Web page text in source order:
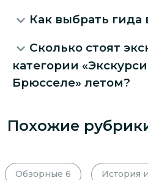
Как выбрать гида
Сколько стоят
категории
Брюсселе» летом?
Похожие
Обзорные 6 История